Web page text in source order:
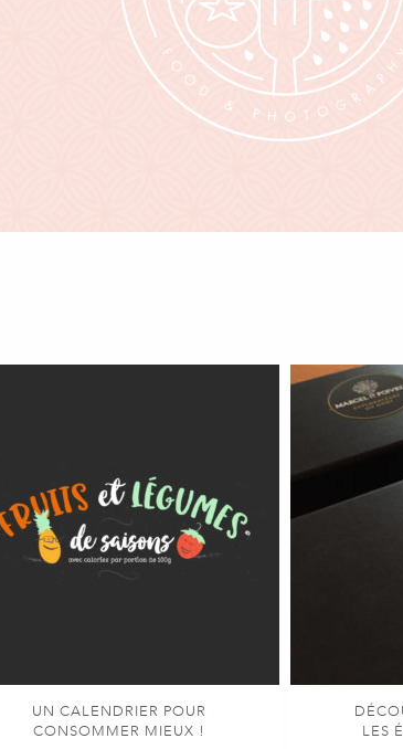
UN CALENDRIER POUR
CONSOMMER MIEUX !
LES